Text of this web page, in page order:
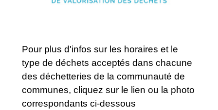
Pour plus d'infos sur les horaires et le
type de déchets acceptés dans chacune
des déchetteries de la communauté de
communes, cliquez sur le lien ou la photo
correspondants ci-dessous